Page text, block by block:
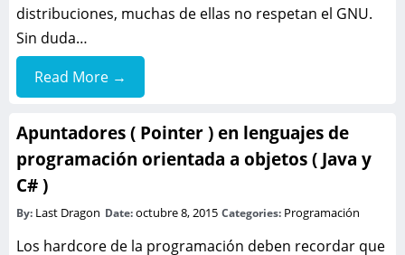
distribuciones, muchas de ellas no respetan el GNU.
Sin duda…
Read More →
Apuntadores ( Pointer ) en lenguajes de
programación orientada a objetos ( Java y
C# )
By: Last Dragon Date:octubre 8, 2015 Categories: Programación
Los hardcore de la programación deben recordar que